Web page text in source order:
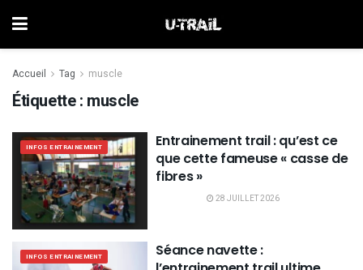
Accueil Tag muscle
Étiquette : muscle
INFOS ENTRAINEMENT
Entrainement trail : qu’est ce
que cette fameuse « casse de
fibres »
28 JUILLET 2026
INFOS ENTRAINEMENT
Séance navette :